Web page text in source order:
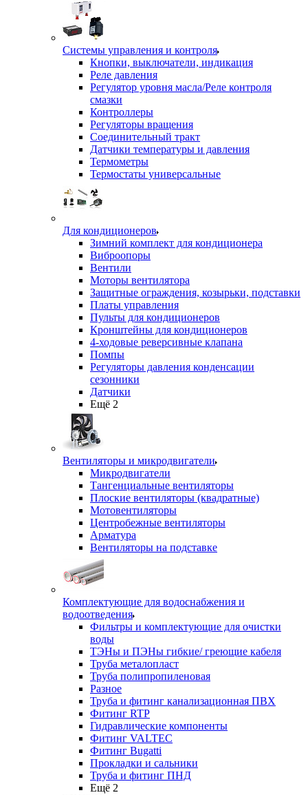
Системы управления и контроля
Кнопки, выключатели, индикация
Реле давления
Регулятор уровня масла/Реле контроля
смазки
Контроллеры
Регуляторы вращения
Соединительный тракт
Датчики температуры и давления
Термометры
Термостаты универсальные
Для кондиционеров
Зимний комплект для кондиционера
Виброопоры
Вентили
Моторы вентилятора
Защитные ограждения, козырьки, подставки
Платы управления
Пульты для кондиционеров
Кронштейны для кондиционеров
4-ходовые реверсивные клапана
Помпы
Регуляторы давления конденсации
сезонники
Датчики
Ещё 2
Вентиляторы и микродвигатели
Микродвигатели
Тангенциальные вентиляторы
Плоские вентиляторы (квадратные)
Мотовентиляторы
Центробежные вентиляторы
Арматура
Вентиляторы на подставке
Комплектующие для водоснабжения и
водоотведения
Фильтры и комплектующие для очистки
воды
ТЭНы и ПЭНы гибкие/ греющие кабеля
Труба металопласт
Труба полипропиленовая
Разное
Труба и фитинг канализационная ПВХ
Фитинг RTP
Гидравлические компоненты
Фитинг VALTEC
Фитинг Bugatti
Прокладки и сальники
Труба и фитинг ПНД
Ещё 2